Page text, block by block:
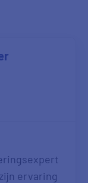
14:00
ervaring